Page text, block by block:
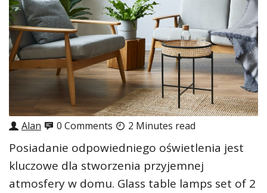
Alan 0 Comments 2 Minutes read
Posiadanie odpowiedniego oświetlenia jest
kluczowe dla stworzenia przyjemnej
atmosfery w domu. Glass table lamps set of 2